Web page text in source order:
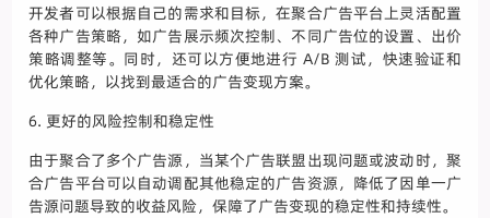
开发者可以根据自己的需求和目标，在聚合广告平台上灵活配置
各种广告策略，如广告展示频次控制、不同广告位的设置、出价
策略调整等。同时，还可以方便地进行 A/B 测试，快速验证和
优化策略，以找到最适合的广告变现方案。
6. 更好的风险控制和稳定性
由于聚合了多个广告源，当某个广告联盟出现问题或波动时，聚
合广告平台可以自动调配其他稳定的广告资源，降低了因单一广
告源问题导致的收益风险，保障了广告变现的稳定性和持续性。